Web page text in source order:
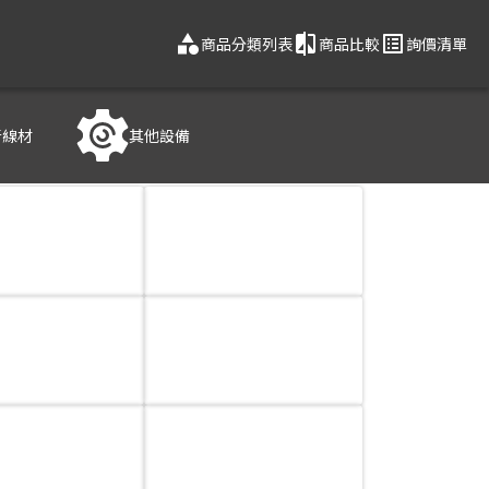
category商品分類列表compare商品比較 list_alt 詢價清單
材 其他設備